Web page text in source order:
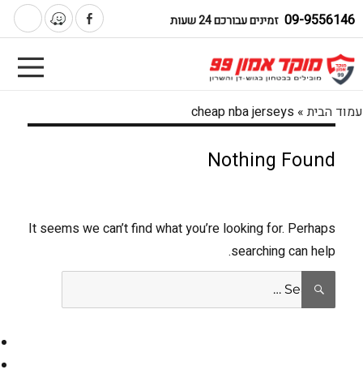
09-9556146 זמינים עבורכם 24 שעות
עמוד הבית»
cheap nba jerseys
Nothing Found
It seems we can’t find what you’re looking for. Perhaps
searching can help.
Search
for:
SEARCH